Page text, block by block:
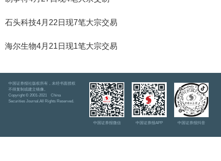
石头科技4月22日现7笔大宗交易
海尔生物4月21日现1笔大宗交易
中国证券报社版权所有，未经书面授权
不得复制或建立镜像。
Copyright © 2001-2021 China
Securities Journal.All Rights Reserved.
中国证券报微信 中国证券报APP 中国证券报抖音